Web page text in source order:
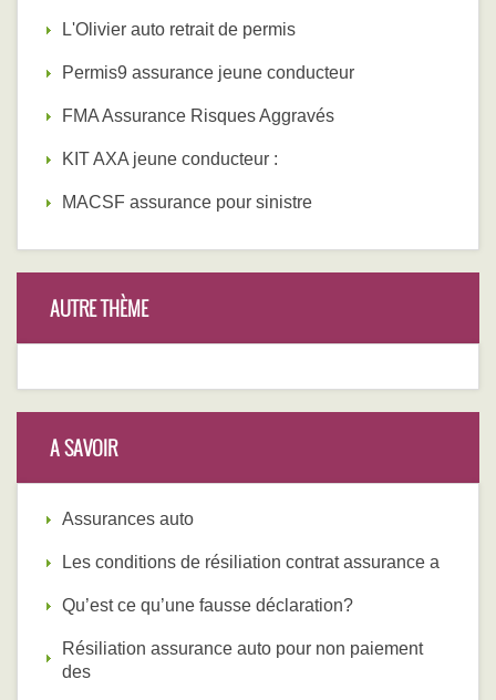
L'Olivier auto retrait de permis
Permis9 assurance jeune conducteur
FMA Assurance Risques Aggravés
KIT AXA jeune conducteur :
MACSF assurance pour sinistre
AUTRE THÈME
A SAVOIR
Assurances auto
Les conditions de résiliation contrat assurance a
Qu’est ce qu’une fausse déclaration?
Résiliation assurance auto pour non paiement
des